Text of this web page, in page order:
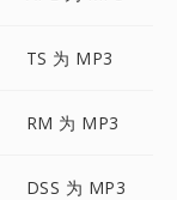
TS 为 MP3
RM 为 MP3
DSS 为 MP3